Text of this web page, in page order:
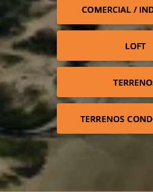
COMERCIAL /
LOFT
TERRENOS